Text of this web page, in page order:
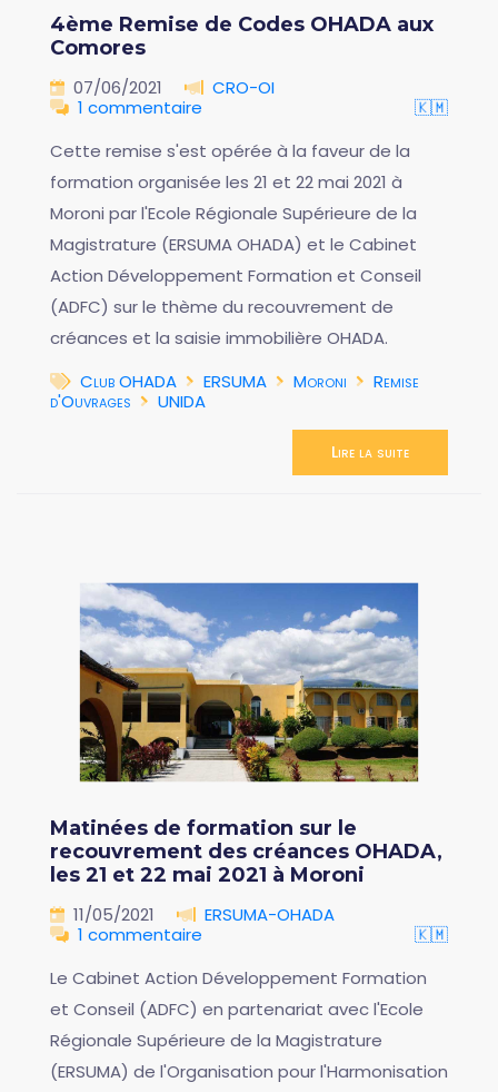
4ème Remise de Codes OHADA aux
Comores
07/06/2021
CRO-OI
1 commentaire
🇰🇲
Cette remise s'est opérée à la faveur de la
formation organisée les 21 et 22 mai 2021 à
Moroni par l'Ecole Régionale Supérieure de la
Magistrature (ERSUMA OHADA) et le Cabinet
Action Développement Formation et Conseil
(ADFC) sur le thème du recouvrement de
créances et la saisie immobilière OHADA.
Club OHADA
ERSUMA Moroni
Remise
d'Ouvrages
UNIDA
Lire la suite
Matinées de formation sur le
recouvrement des créances OHADA,
les 21 et 22 mai 2021 à Moroni
11/05/2021
ERSUMA-OHADA
1 commentaire
🇰🇲
Le Cabinet Action Développement Formation
et Conseil (ADFC) en partenariat avec l'Ecole
Régionale Supérieure de la Magistrature
(ERSUMA) de l'Organisation pour l'Harmonisation